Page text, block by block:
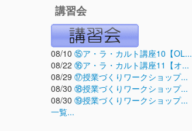
講習会
08/10 ⑮ア・ラ・カルト講座10【OL...
08/22 ⑯ア・ラ・カルト講座11【オ...
08/29 ⑰授業づくりワークショップ...
08/30 ⑱授業づくりワークショップ...
08/30 ⑲授業づくりワークショップ...
一覧...